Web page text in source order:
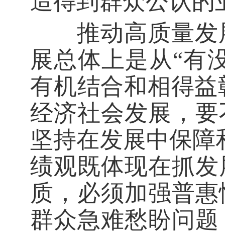
推动高质量发
展总体上是从“有
有机结合和相得益
经济社会发展，
坚持在发展中保
绩观既体现在抓
质，必须加强普
群众急难愁盼问